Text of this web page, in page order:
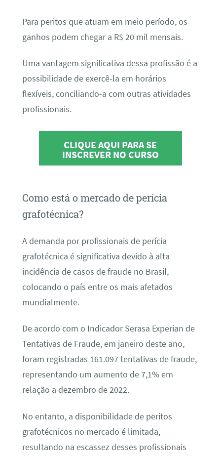
Para peritos que atuam em meio período, os
ganhos podem chegar a R$ 20 mil mensais.
Uma vantagem significativa dessa profissão é a
possibilidade de exercê-la em horários
flexíveis, conciliando-a com outras atividades
profissionais.
CLIQUE AQUI PARA SE
INSCREVER NO CURSO
Como está o mercado de perícia
grafotécnica?
A demanda por profissionais de perícia
grafotécnica é significativa devido à alta
incidência de casos de fraude no Brasil,
colocando o país entre os mais afetados
mundialmente.
De acordo com o Indicador Serasa Experian de
Tentativas de Fraude, em janeiro deste ano,
foram registradas 161.097 tentativas de fraude,
representando um aumento de 7,1% em
relação a dezembro de 2022.
No entanto, a disponibilidade de peritos
grafotécnicos no mercado é limitada,
resultando na escassez desses profissionais